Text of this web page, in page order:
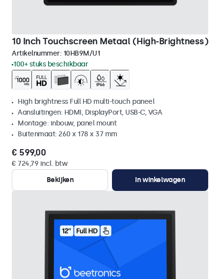
10 Inch Touchscreen Metaal (High-Brightness)
Artikelnummer: 10HB9M/U1
100+ stuks beschikbaar
High brightness Full HD multi-touch paneel
Aansluitingen: HDMI, DisplayPort, USB-C, VGA
Montage: inbouw, panel mount
Buitenmaat: 260 x 178 x 37 mm
€ 599,00
€ 724,79 incl. btw
Bekijken
In winkelwagen